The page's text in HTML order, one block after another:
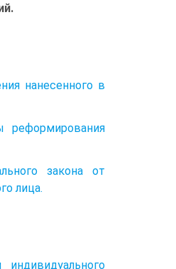
нанесенного в
реформирования
закона от
лица.